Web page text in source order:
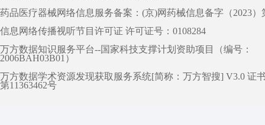
药品医疗器械网络信息服务备案：(京)网药械信息备字（2023）
信息网络传播视听节目许可证 许可证号：0108284
万方数据知识服务平台--国家科技支撑计划资助项目（编号：
2006BAH03B01）
万方数据学术资源发现获取服务系统[简称：万方智搜] V3.0 证
第11363462号